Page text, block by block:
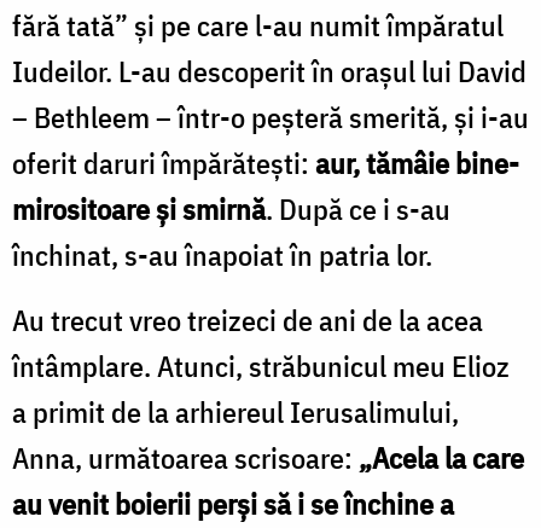
fără tată” şi pe care l-au numit împăratul
Iudeilor. L-au descoperit în oraşul lui David
– Bethleem – într-o peşteră smerită, şi i-au
oferit daruri împărăteşti: aur, tămâie bine-
mirositoare şi smirnă. După ce i s-au
închinat, s-au înapoiat în patria lor.
Au trecut vreo treizeci de ani de la acea
întâmplare. Atunci, străbunicul meu Elioz
a primit de la arhiereul Ierusalimului,
Anna, următoarea scrisoare: „Acela la care
au venit boierii perşi să i se închine a